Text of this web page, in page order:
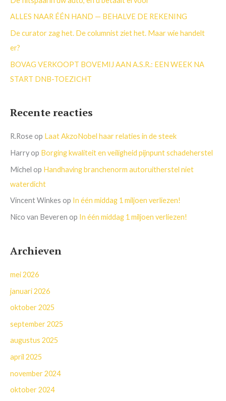
r
ALLES NAAR ÉÉN HAND — BEHALVE DE REKENING
De curator zag het. De columnist ziet het. Maar wie handelt
er?
BOVAG VERKOOPT BOVEMIJ AAN A.S.R.: EEN WEEK NA
START DNB-TOEZICHT
Recente reacties
R.Roseop Laat AkzoNobel haar relaties in de steek
Harryop Borging kwaliteit en veiligheid pijnpunt schadeherstel
Michel op Handhaving branchenorm autoruitherstel niet
waterdicht
Vincent Winkes op In één middag 1 miljoen verliezen!
Nico van Beveren op In één middag 1 miljoen verliezen!
Archieven
mei 2026
januari 2026
oktober 2025
september 2025
augustus 2025
april 2025
november 2024
oktober 2024